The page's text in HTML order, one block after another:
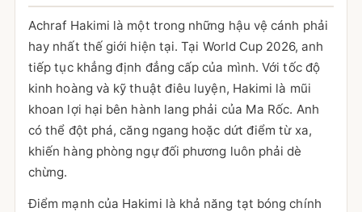
Achraf Hakimi là một trong những hậu vệ cánh phải
hay nhất thế giới hiện tại. Tại World Cup 2026, anh
tiếp tục khẳng định đẳng cấp của mình. Với tốc độ
kinh hoàng và kỹ thuật điêu luyện, Hakimi là mũi
khoan lợi hại bên hành lang phải của Ma Rốc. Anh
có thể đột phá, căng ngang hoặc dứt điểm từ xa,
khiến hàng phòng ngự đối phương luôn phải dè
chừng.
Điểm mạnh của Hakimi là khả năng tạt bóng chính